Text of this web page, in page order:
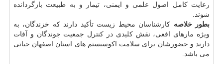
رعایت کامل اصول علمی و ایمنی، تیمار و به طبیعت بازگردانده
شوند.
بطور خلاصه کارشناسان محیط زیست تأکید دارند که خزندگان، به
ویژه مارهای افعی، نقش کلیدی در کنترل جمعیت جوندگان و آفات
دارند و حضورشان برای سلامت اکوسیستم های استان اصفهان حیاتی
می باشد.